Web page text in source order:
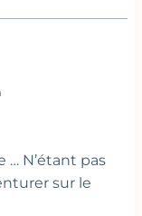
… N’étant pas
sur le